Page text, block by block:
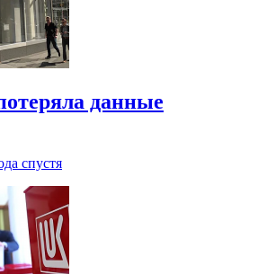
данные
спустя